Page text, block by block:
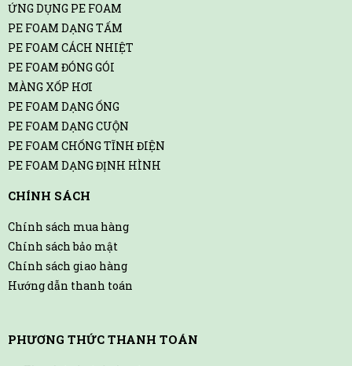
ỨNG DỤNG PE FOAM
PE FOAM DẠNG TẤM
PE FOAM CÁCH NHIỆT
PE FOAM ĐÓNG GÓI
MÀNG XỐP HƠI
PE FOAM DẠNG ỐNG
PE FOAM DẠNG CUỘN
PE FOAM CHỐNG TĨNH ĐIỆN
PE FOAM DẠNG ĐỊNH HÌNH
CHÍNH SÁCH
Chính sách mua hàng
Chính sách bảo mật
Chính sách giao hàng
Hướng dẫn thanh toán
PHƯƠNG THỨC THANH TOÁN